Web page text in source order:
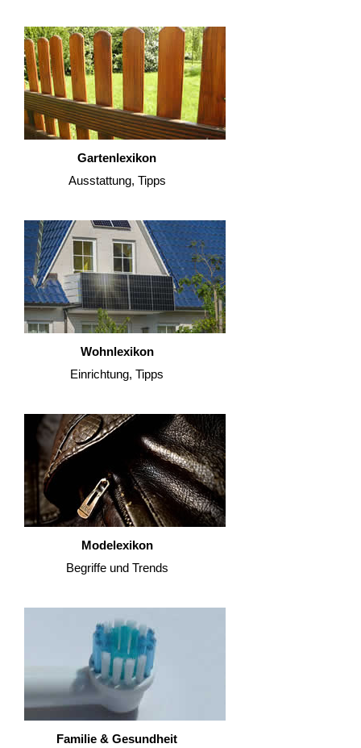
Gartenlexikon
Ausstattung, Tipps
Wohnlexikon
Einrichtung, Tipps
Modelexikon
Begriffe und Trends
Familie & Gesundheit